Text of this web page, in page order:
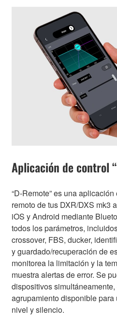
Aplicación de control
“D-Remote” es una
remoto de tus DXR/DXS mk3
iOS y Android mediante
todos los parámetros,
crossover, FBS, ducker,
y guardado/recuperación de
monitorea la limitación y la
muestra alertas de error. Se
dispositivos
agrupamiento disponible
nivel y silencio.